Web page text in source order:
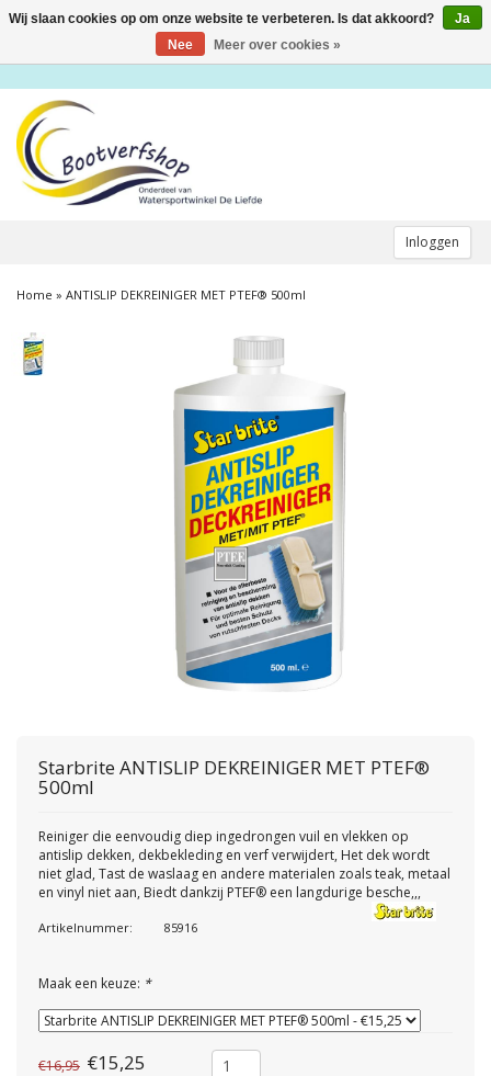
Inloggen
Toggle
Home » ANTISLIP DEKREINIGER MET PTEF® 500ml
StarbriteANTISLIP DEKREINIGER MET PTEF®
500ml
Reiniger die eenvoudig diep ingedrongen vuil en vlekken op
antislip dekken, dekbekleding en verf verwijdert, Het dek wordt
niet glad, Tast de waslaag en andere materialen zoals teak, metaal
en vinyl niet aan, Biedt dankzij PTEF® een langdurige besche,,,
Artikelnummer: 85916
Maak een keuze: *
€16,95 €15,25
Wij slaan cookies op om onze website te verbeteren. Is dat akkoord?
Ja
Nee
Meer over cookies »